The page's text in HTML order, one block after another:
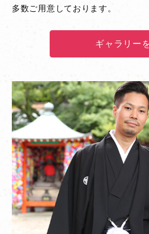
多数ご用意しております。
ギャラリー